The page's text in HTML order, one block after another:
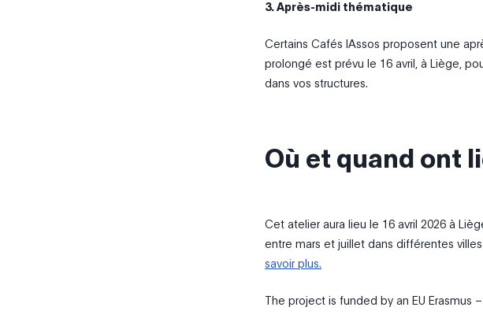
3. Après-midi thématique
Certains Cafés IAssos proposent une
prolongé est prévu le 16 avril, à Liège,
dans vos structures.
Où et quand ont
Cet atelier aura lieu le 16 avril 2026 à
entre mars et juillet dans différentes
savoir plus.
The project is funded by an EU Erasmus